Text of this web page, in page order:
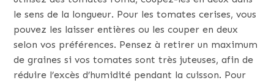
le sens de la longueur. Pour les tomates cerises, vous
pouvez les laisser entières ou les couper en deux
selon vos préférences. Pensez à retirer un maximum
de graines si vos tomates sont très juteuses, afin de
réduire l’excès d’humidité pendant la cuisson. Pour